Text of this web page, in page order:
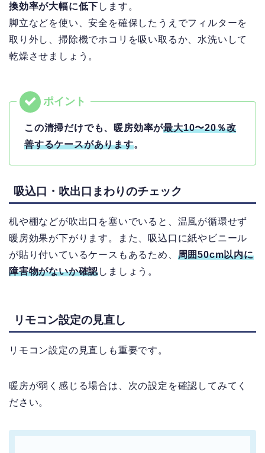
換効率が大幅に低下 します。
脚立などを使い、安全を確保したうえでフィルターを
取り外し、掃除機でホコリを吸い取るか、水洗いして
乾燥させましょう。
この清掃だけでも、暖房効率が最大10〜20％改
善するケースがあります。
吸込口・吹出口まわりのチェック
机や棚などが吹出口を塞いでいると、温風が循環せず
暖房効果が下がります。
また、吸込口に紙やビニール
が貼り付いているケースもあるため、 周囲50cm以内に
障害物がないか確認しましょう。
リモコン設定の見直し
リモコン設定の見直しも重要です。
暖房が弱く感じる場合は、次の設定を確認してみてく
ださい。